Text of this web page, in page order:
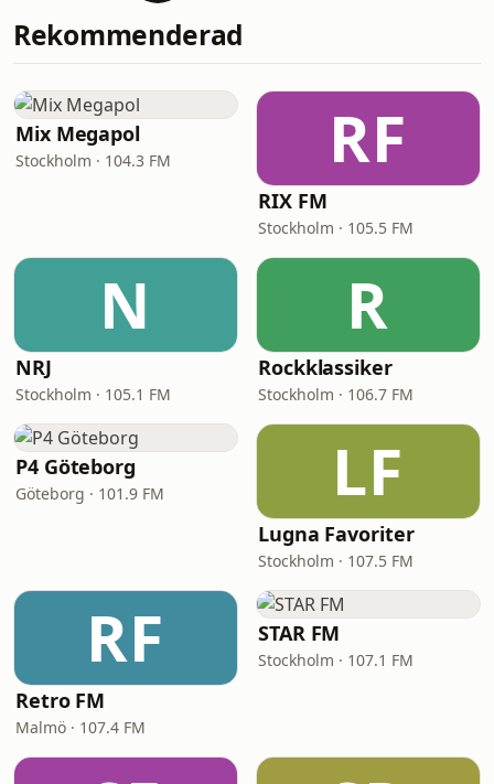
Rekommenderad
Mix Megapol
Stockholm · 104.3 FM RF
RIX FM
Stockholm · 105.5 FM
N
NRJ
Stockholm · 105.1 FM
R
Rockklassiker
Stockholm · 106.7 FM
P4 Göteborg
Göteborg · 101.9 FM LF
Lugna Favoriter
Stockholm · 107.5 FM
RF
Retro FM
Malmö · 107.4 FM
STAR FM
Stockholm · 107.1 FM